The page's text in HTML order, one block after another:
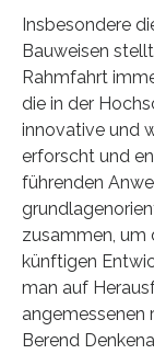
Insbesondere
Bauweisen
Rahmfahrt
die in der
innovative und
erforscht und
führenden
zusammen, um
künftigen
man auf
angemessenen
Berend